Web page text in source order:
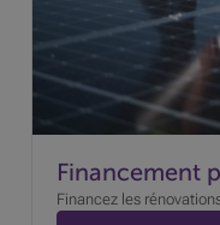
Financement
Financez les